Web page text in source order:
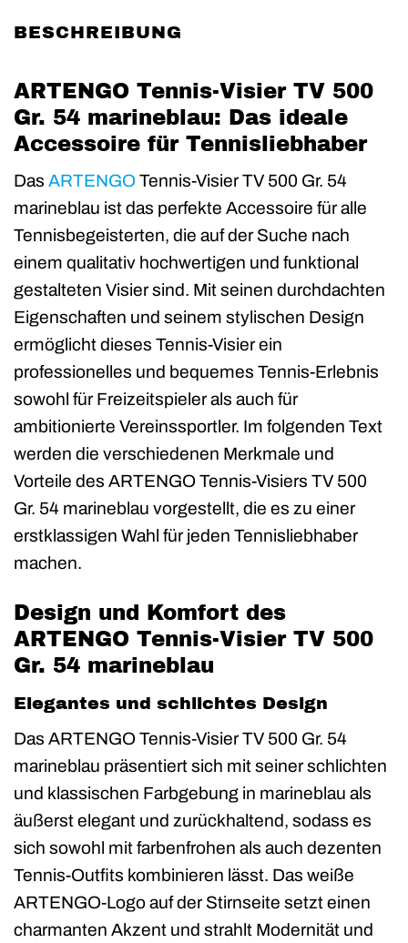
BESCHREIBUNG
ARTENGO Tennis-Visier TV 500
Gr. 54 marineblau: Das ideale
Accessoire für Tennisliebhaber
Das ARTENGOTennis-Visier TV 500 Gr. 54
marineblau ist das perfekte Accessoire für alle
Tennisbegeisterten, die auf der Suche nach
einem qualitativ hochwertigen und funktional
gestalteten Visier sind. Mit seinen durchdachten
Eigenschaften und seinem stylischen Design
ermöglicht dieses Tennis-Visier ein
professionelles und bequemes Tennis-Erlebnis
sowohl für Freizeitspieler als auch für
ambitionierte Vereinssportler. Im folgenden Text
werden die verschiedenen Merkmale und
Vorteile des ARTENGO Tennis-Visiers TV 500
Gr. 54 marineblau vorgestellt, die es zu einer
erstklassigen Wahl für jeden Tennisliebhaber
machen.
Design und Komfort des
ARTENGO Tennis-Visier TV 500
Gr. 54 marineblau
Elegantes und schlichtes Design
Das ARTENGO Tennis-Visier TV 500 Gr. 54
marineblau präsentiert sich mit seiner schlichten
und klassischen Farbgebung in marineblau als
äußerst elegant und zurückhaltend, sodass es
sich sowohl mit farbenfrohen als auch dezenten
Tennis-Outfits kombinieren lässt. Das weiße
ARTENGO-Logo auf der Stirnseite setzt einen
charmanten Akzent und strahlt Modernität und